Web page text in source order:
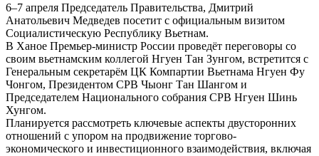
6–7 апреля Председатель Правительства, Дмитрий
Анатольевич Медведев посетит с официальным визитом
Социалистическую Республику Вьетнам.
В Ханое Премьер-министр России проведёт переговоры со
своим вьетнамским коллегой Нгуен Тан Зунгом, встретится с
Генеральным секретарём ЦК Компартии Вьетнама Нгуен Фу
Чонгом, Президентом СРВ Чыонг Тан Шангом и
Председателем Национального собрания СРВ Нгуен Шинь
Хунгом.
Планируется рассмотреть ключевые аспекты двусторонних
отношений с упором на продвижение торгово-
экономического и инвестиционного взаимодействия, включая